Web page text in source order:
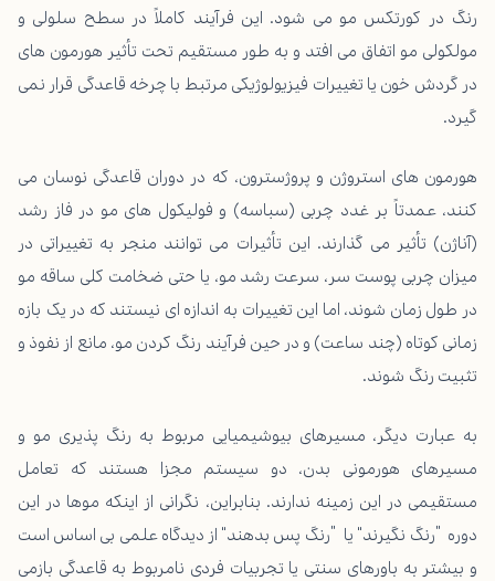
رنگ در کورتکس مو می شود. این فرآیند کاملاً در سطح سلولی و
مولکولی مو اتفاق می افتد و به طور مستقیم تحت تأثیر هورمون های
در گردش خون یا تغییرات فیزیولوژیکی مرتبط با چرخه قاعدگی قرار نمی
گیرد.
هورمون های استروژن و پروژسترون، که در دوران قاعدگی نوسان می
کنند، عمدتاً بر غدد چربی (سباسه) و فولیکول های مو در فاز رشد
(آناژن) تأثیر می گذارند. این تأثیرات می توانند منجر به تغییراتی در
میزان چربی پوست سر، سرعت رشد مو، یا حتی ضخامت کلی ساقه مو
در طول زمان شوند، اما این تغییرات به اندازه ای نیستند که در یک بازه
زمانی کوتاه (چند ساعت) و در حین فرآیند رنگ کردن مو، مانع از نفوذ و
تثبیت رنگ شوند.
به عبارت دیگر، مسیرهای بیوشیمیایی مربوط به رنگ پذیری مو و
مسیرهای هورمونی بدن، دو سیستم مجزا هستند که تعامل
مستقیمی در این زمینه ندارند. بنابراین، نگرانی از اینکه موها در این
دوره “رنگ نگیرند” یا “رنگ پس بدهند” از دیدگاه علمی بی اساس است
و بیشتر به باورهای سنتی یا تجربیات فردی نامربوط به قاعدگی بازمی